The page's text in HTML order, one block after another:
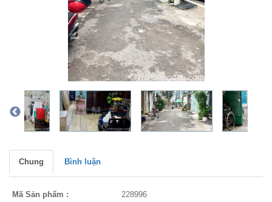
Chung Bình luận
Mã Sản phẩm :
228996